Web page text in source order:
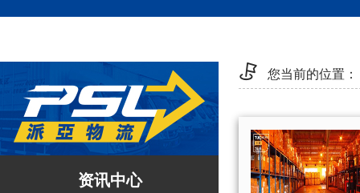
资讯中心
您当前的位置：